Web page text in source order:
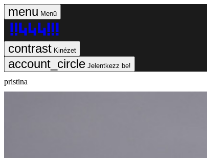
Menü
Kinézet
Jelentkezz be!
pristina